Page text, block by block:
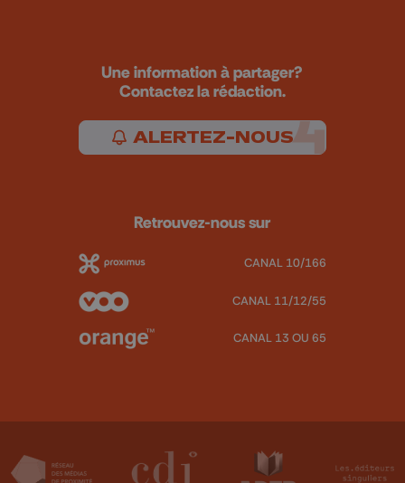
Une information à partager?
Contactez la rédaction.
ALERTEZ-NOUS
Retrouvez-nous sur
CANAL 10/166
CANAL 11/12/55
CANAL 13 OU 65